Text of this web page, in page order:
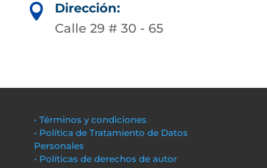

Dirección:
Calle 29 # 30 - 65
• Términos y condiciones
• Política de Tratamiento de Datos
Personales
• Políticas de derechos de autor